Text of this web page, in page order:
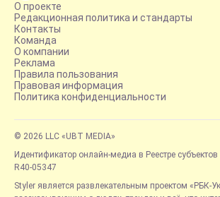
О проекте
Редакционная политика и стандарты
Контакты
Команда
О компании
Реклама
Правила пользования
Правовая информация
Политика конфиденциальности
© 2026 LLC «UBT MEDIA»
Идентификатор онлайн-медиа в Реестре
R40-05347
Styler является развлекательным проектом «РБК-